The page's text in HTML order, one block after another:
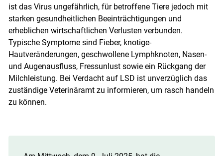
Skip to main content
ist das Virus ungefährlich, für betroffene Tiere jedoch mit
starken gesundheitlichen Beeinträchtigungen und
erheblichen wirtschaftlichen Verlusten verbunden.
Typische Symp­tome sind Fieber, ­knotige­
Hautveränderungen, geschwollene Lymphknoten, Nasen-
und Augenausfluss, Fressunlust sowie ein Rückgang der
Milchleistung. Bei Verdacht auf LSD ist unverzüglich das
zuständige Veterinäramt zu informieren, um rasch handeln
zu können.